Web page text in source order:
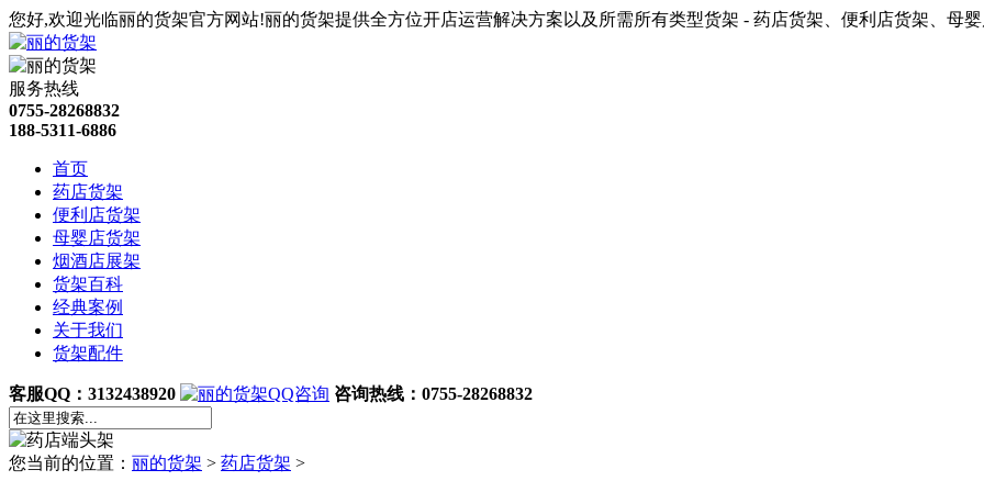
您好,欢迎光临丽的货架官方网站!丽的货架提供全方位开店运营解决方案以及所需所有类型货架 - 药店货架、便利店货架、母
服务热线
0755-28268832
188-5311-6886
首页
药店货架
便利店货架
母婴店货架
烟酒店展架
货架百科
经典案例
关于我们
货架配件
客服QQ：3132438920 咨询热线：0755-28268832
您当前的位置： 丽的货架 > 药店货架 >